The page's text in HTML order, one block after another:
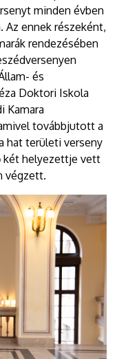
minden évben
Az ennek részeként,
rendezésében
és
Doktori Iskola
Kamara
továbbjutott a
hat területi verseny
két helyezettje vett
végzett.